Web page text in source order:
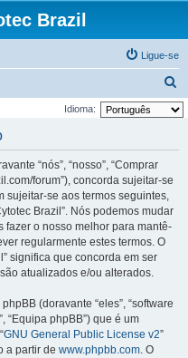
Brazil
Ligue-se
e
Idioma:
“nós”, “nosso”, “Comprar
forum”), concorda sujeitar-se
sujeitar-se aos termos seguintes,
Brazil”. Nós podemos mudar
fazer o nosso melhor para mantê-
regularmente estes termos. O
significa que concorda em ser
atualizados e/ou alterados.
(doravante “eles”, “software
“Equipa phpBB”) que é um
GNU General Public License v2”
a partir de www.phpbb.com. O